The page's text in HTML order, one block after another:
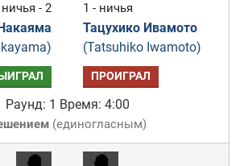
ничья - 2
1 - ничья
Тацухико Ивамото
(Tatsuhiko Iwamoto)
ПРОИГРАЛ
Раунд: 1 Время: 4:00
(единогласным)